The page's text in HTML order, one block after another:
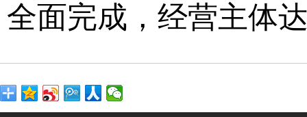
全面完成，经营主体